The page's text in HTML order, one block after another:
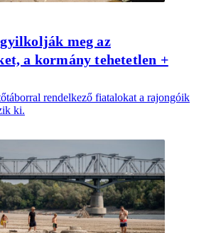
meg az
a kormány tehetetlen +
rendelkező fiatalokat a rajongóik
ki.